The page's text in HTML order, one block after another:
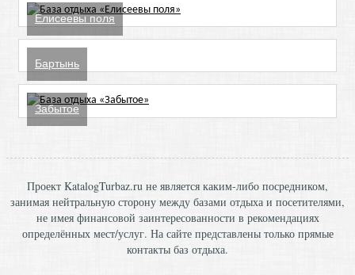
Елисеевы поля
Бартынь
Забытое
Проект KatalogTurbaz.ru не является каким-либо посредником,
занимая нейтральную сторону между базами отдыха и посетителями,
не имея финансовой заинтересованности в рекомендациях
определённых мест/услуг. На сайте представлены только прямые
контакты баз отдыха.